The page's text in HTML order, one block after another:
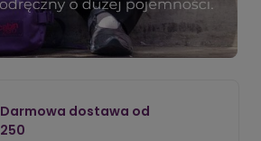
Darmowa dostawa od
250